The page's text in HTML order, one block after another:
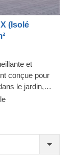
(Isolé
et
conçue pour
le jardin,
votre
en
membres de
également